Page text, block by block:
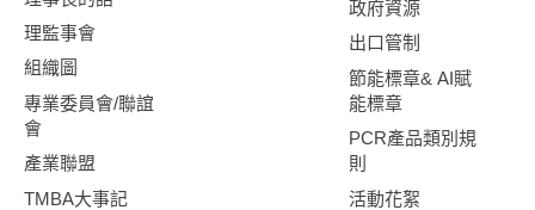
理監事會
組織圖
專業委員會/聯誼
會
產業聯盟
TMBA大事記
政府資源
出口管制
節能標章& AI賦
能標章
PCR產品類別規
則
活動花絮